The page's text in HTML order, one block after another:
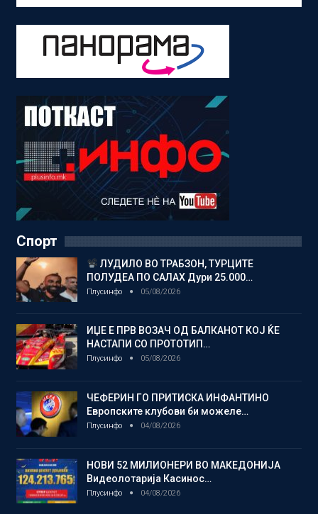
Спорт
ЛУДИЛО ВО ТРАБЗОН, ТУРЦИТЕ
ПОЛУДЕА ПО САЛАХ Дури 25.000…
Плусинфо 05/08/2026
ИЏЕ Е ПРВ ВОЗАЧ ОД БАЛКАНОТ КОЈ ЌЕ
НАСТАПИ СО ПРОТОТИП…
Плусинфо 05/08/2026
ЧЕФЕРИН ГО ПРИТИСКА ИНФАНТИНО
Европските клубови би можеле…
Плусинфо 04/08/2026
НОВИ 52 МИЛИОНЕРИ ВО МАКЕДОНИЈА
Видеолотарија Касинос…
Плусинфо 04/08/2026